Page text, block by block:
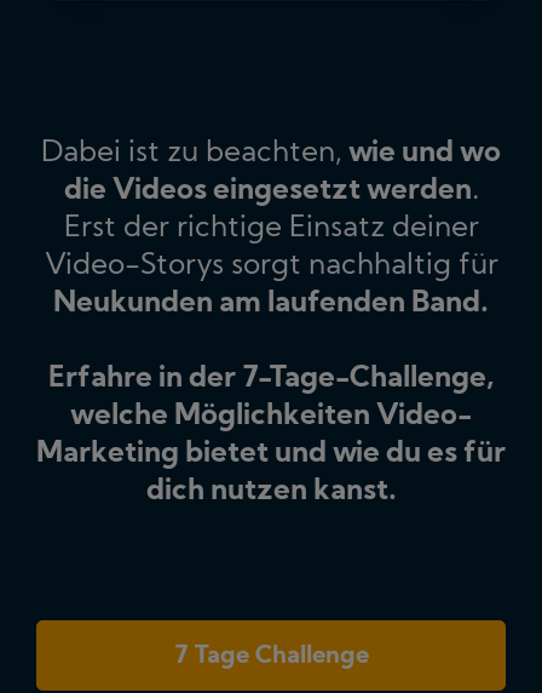
Dabei ist zu beachten, wie und wo
die Videos eingesetzt werden.
Erst der richtige Einsatz deiner
Video-Storys sorgt nachhaltig für
Neukunden am laufenden Band.
Erfahre in der 7-Tage-Challenge,
welche Möglichkeiten Video-
Marketing bietet und wie du es für
dich nutzen kanst.
7 Tage Challenge